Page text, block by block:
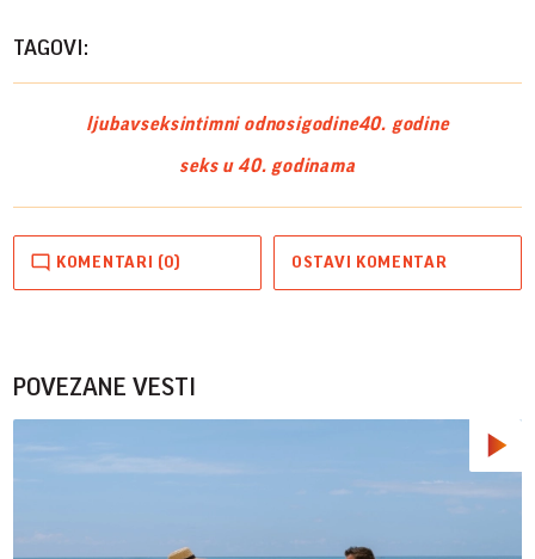
TAGOVI:
ljubavseksintimni odnosigodine40. godine
seks u 40. godinama
KOMENTARI (0) OSTAVI KOMENTAR
POVEZANE VESTI